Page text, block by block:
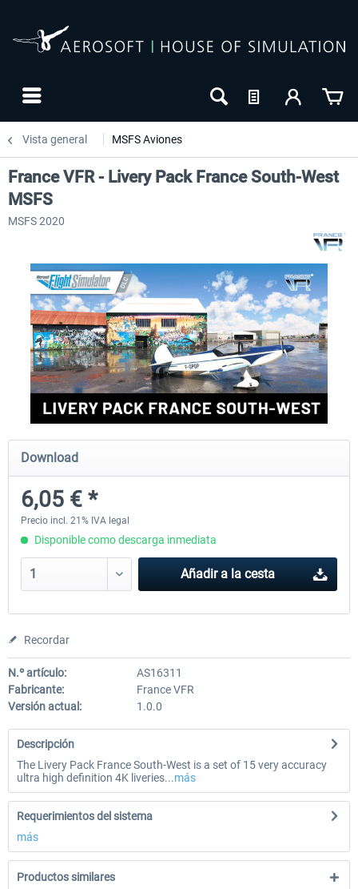
Vista general MSFS Aviones
FlightSim Studio - E-Jets 170/175 Aerosoft Aircraft A340-
France VFR - Livery Pack France South-West
MSFS
MSFS 2020
Download
6,05 € *
Precio incl. 21% IVA legal
Disponible como descarga inmediata
Añadir a la cesta
Recordar
N.º artículo:
AS16311
Fabricante:
France VFR
Versión actual:
1.0.0
Descripción
The Livery Pack France South-West is a set of 15 very accuracy
ultra high definition 4K liveries...más
Requerimientos del sistema
más
Productos similares